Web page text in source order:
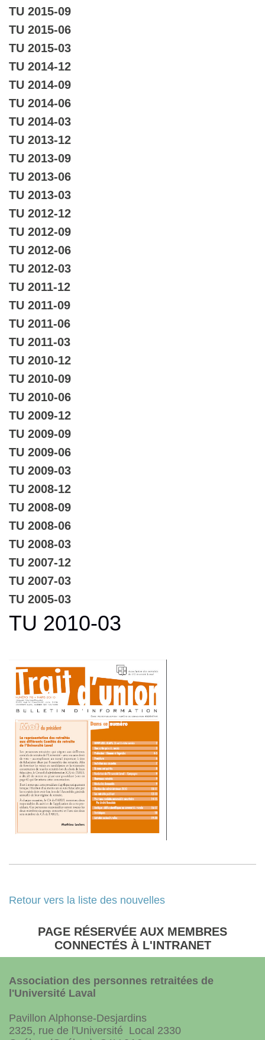
TU 2015-09
TU 2015-06
TU 2015-03
TU 2014-12
TU 2014-09
TU 2014-06
TU 2014-03
TU 2013-12
TU 2013-09
TU 2013-06
TU 2013-03
TU 2012-12
TU 2012-09
TU 2012-06
TU 2012-03
TU 2011-12
TU 2011-09
TU 2011-06
TU 2011-03
TU 2010-12
TU 2010-09
TU 2010-06
TU 2009-12
TU 2009-09
TU 2009-06
TU 2009-03
TU 2008-12
TU 2008-09
TU 2008-06
TU 2008-03
TU 2007-12
TU 2007-03
TU 2005-03
TU 2010-03
Retour vers la liste des nouvelles
PAGE RÉSERVÉE AUX MEMBRES
CONNECTÉS À L'INTRANET
Association des personnes retraitées de
l'Université Laval
Pavillon Alphonse-Desjardins
2325, rue de l'Université Local 2330